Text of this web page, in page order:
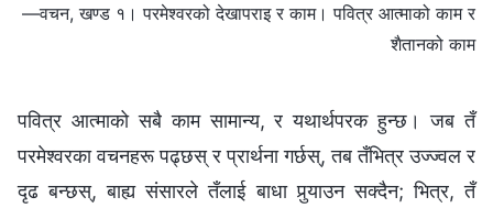
—वचन, खण्ड १। परमेश्‍वरको देखापराइ र काम। पवित्र आत्माको काम र
शैतानको काम
पवित्र आत्माको सबै काम सामान्य, र यथार्थपरक हुन्छ। जब तँ
परमेश्‍वरका वचनहरू पढ्छस् र प्रार्थना गर्छस्, तब तँभित्र उज्ज्वल र
दृढ बन्छस्, बाह्य संसारले तँलाई बाधा पुर्‍याउन सक्दैन; भित्र, तँ